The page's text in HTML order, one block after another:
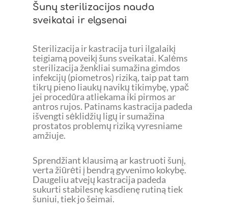
Šunų sterilizacijos nauda
sveikatai ir elgsenai
Sterilizacija ir kastracija turi ilgalaikį
teigiamą poveikį šuns sveikatai. Kalėms
sterilizacija ženkliai sumažina gimdos
infekcijų (piometros) riziką, taip pat tam
tikrų pieno liaukų navikų tikimybę, ypač
jei procedūra atliekama iki pirmos ar
antros rujos. Patinams kastracija padeda
išvengti sėklidžių ligų ir sumažina
prostatos problemų riziką vyresniame
amžiuje.
Sprendžiant klausimą ar kastruoti šunį,
verta žiūrėti į bendrą gyvenimo kokybę.
Daugeliu atvejų kastracija padeda
sukurti stabilesnę kasdienę rutiną tiek
šuniui, tiek jo šeimai.